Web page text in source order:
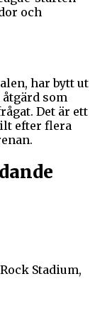
och
har bytt ut
som
Det är ett
efter flera
Stadium,